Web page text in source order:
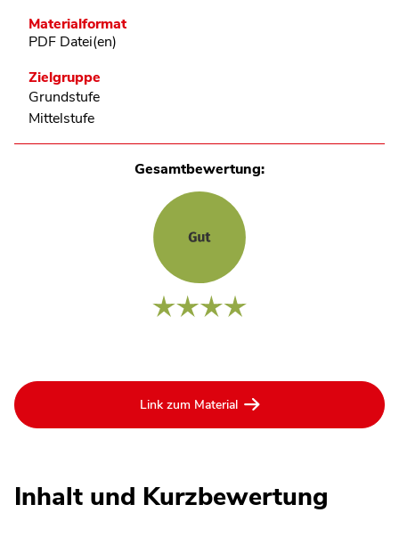
Materialformat
PDF Datei(en)
Zielgruppe
Grundstufe
Mittelstufe
Gesamtbewertung:
Link zum Material
Inhalt und Kurzbewertung